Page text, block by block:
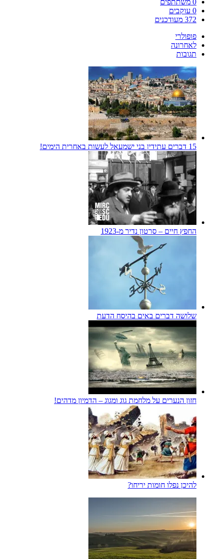
0 משתתפים
0 עוקבים
372 מעודכנים
פופולרי
לאחרונה
תגובות
15 דברים עתידין בני ישמעאל לעשות באחרית הימים!
החפץ חיים – סרטון נדיר מ-1923
שלושה דברים באים בהיסח הדעת
חזון הנערים על מלחמת גוג ומגוג – הדמיון מדהים!
להיכן נפלו חומות יריחו?